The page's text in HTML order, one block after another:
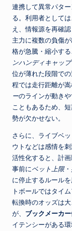
連携して異常パタ
る。利用者として
え、情報源を再確
主力に複数の負傷
格が急騰・縮小す
ンハンディキャップ
位が薄れた段階で
程では走行距離が
ーのラインが動き
こともあるため、
勢が欠かせない。
さらに、ライブベ
ウトなどは感情を
活性化すると、計
事前にベット上限・
に停止するルール
トボールではタイ
転換時のオッズは
が、 ブックメーカー
イテンシーがある